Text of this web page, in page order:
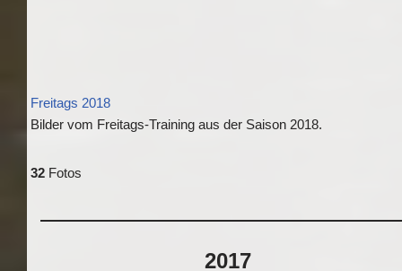
Freitags 2018
Bilder vom Freitags-Training aus der Saison 2018.
32 Fotos
2017